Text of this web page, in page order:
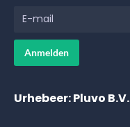
Urhebeer: Pluvo B.V.